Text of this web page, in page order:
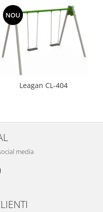
NOU
Leagan CL-404
media